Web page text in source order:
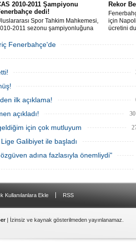
2010-2011 Şampiyonu
dedi!
Spor Tahkim Mahkemesi,
2011 sezonu şampiyonluğuna
Rekor
için
ücretini
Fenerbahçe'de
ilk açıklama!
açıkladı!
için çok mutluyum
Galibiyet ile başladı
adına fazlasıyla önemliydi"
Kullanılanlara Ekle RSS
| İzinsiz ve kaynak gösterilmeden yayınlanamaz.